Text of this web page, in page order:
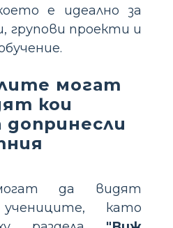
е идеално за
групови проекти и
могат
кои
допринесли
да видят
като